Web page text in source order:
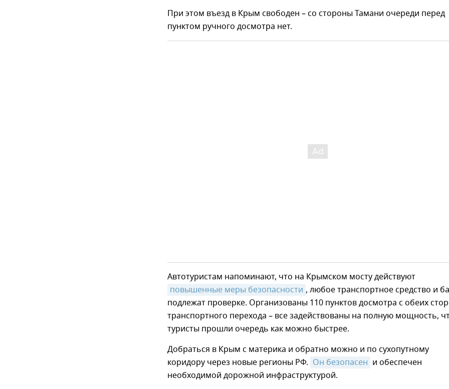
При этом въезд в Крым свободен – со стороны Тамани очереди перед
пунктом ручного досмотра нет.
Автотуристам напоминают, что на Крымском мосту действуют
повышенные меры безопасности , любое транспортное средство и
подлежат проверке. Организованы 110 пунктов досмотра с обеих
транспортного перехода – все задействованы на полную мощность,
туристы прошли очередь как можно быстрее.
Добраться в Крым с материка и обратно можно и по сухопутному
коридору через новые регионы РФ. Он безопасен и обеспечен
необходимой дорожной инфраструктурой.